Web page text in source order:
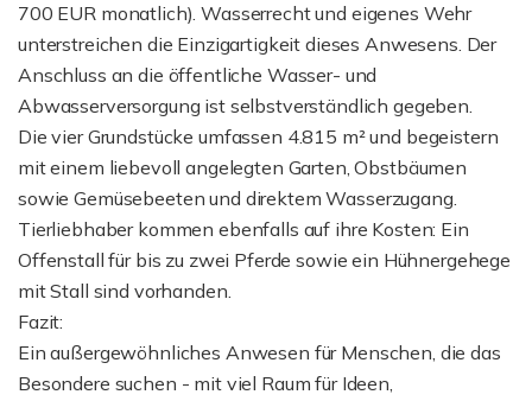
700 EUR monatlich). Wasserrecht und eigenes Wehr
unterstreichen die Einzigartigkeit dieses Anwesens. Der
Anschluss an die öffentliche Wasser- und
Abwasserversorgung ist selbstverständlich gegeben.
Die vier Grundstücke umfassen 4.815 m² und begeistern
mit einem liebevoll angelegten Garten, Obstbäumen
sowie Gemüsebeeten und direktem Wasserzugang.
Tierliebhaber kommen ebenfalls auf ihre Kosten: Ein
Offenstall für bis zu zwei Pferde sowie ein Hühnergehege
mit Stall sind vorhanden.
Fazit:
Ein außergewöhnliches Anwesen für Menschen, die das
Besondere suchen - mit viel Raum für Ideen,